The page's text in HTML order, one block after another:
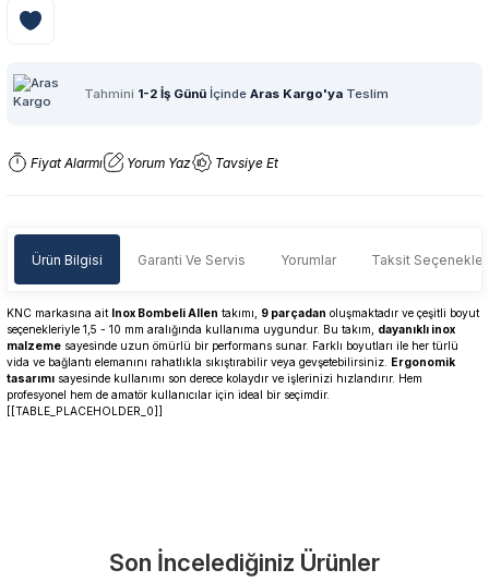
Tahmini 1-2 İş Günü İçinde Aras Kargo'ya Teslim
Fiyat Alarmı Yorum Yaz Tavsiye Et
Ürün Bilgisi Garanti Ve Servis Yorumlar Taksit
KNC markasına ait Inox Bombeli Allen takımı, 9 parçadan oluşmaktadır ve çeşitli boyut
seçenekleriyle 1,5 - 10 mm aralığında kullanıma uygundur. Bu takım, dayanıklı inox
malzeme sayesinde uzun ömürlü bir performans sunar. Farklı boyutları ile her türlü
vida ve bağlantı elemanını rahatlıkla sıkıştırabilir veya gevşetebilirsiniz. Ergonomik
tasarımı sayesinde kullanımı son derece kolaydır ve işlerinizi hızlandırır. Hem
profesyonel hem de amatör kullanıcılar için ideal bir seçimdir.
[[TABLE_PLACEHOLDER_0]]
Tüm ürünlerimiz üretici firma garantisi altındadır. Size en yakın
Yorum Yaz
Son İncelediğiniz Ürünler